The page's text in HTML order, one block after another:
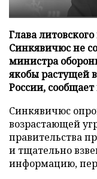
Глава
Синкявичюс не
министра
якобы растущей
России, сообщает
Синкявичюс
возрастающей
правительства
и тщательно
информацию,